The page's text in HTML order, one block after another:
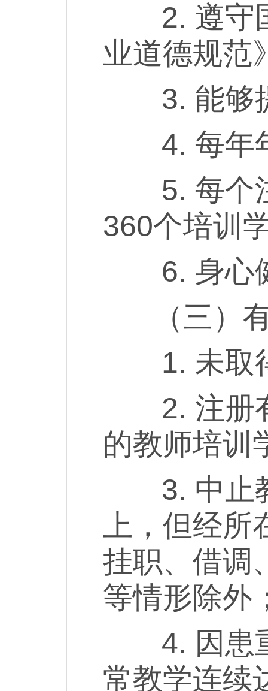
2. 遵守国
业道德规范
3. 能够
4. 每年年
5. 每个注
360个培训
6. 身心健
（三）有
1. 未取得
2. 注册有
的教师培训
3. 中止教
上，但经
挂职、借调
等情形除外
4. 因患重
常教学连续